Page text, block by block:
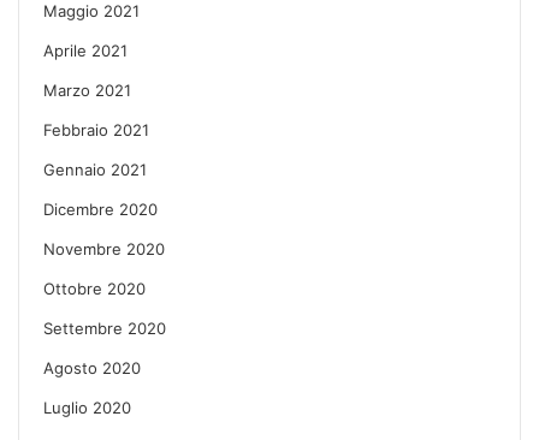
Maggio 2021
Aprile 2021
Marzo 2021
Febbraio 2021
Gennaio 2021
Dicembre 2020
Novembre 2020
Ottobre 2020
Settembre 2020
Agosto 2020
Luglio 2020